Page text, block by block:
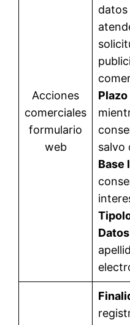
Acciones
comerciales
formulario
web
salvo
Base